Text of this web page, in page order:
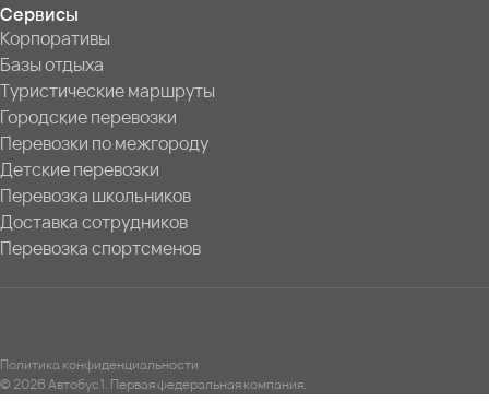
Сервисы
Корпоративы
Базы отдыха
Туристические маршруты
Городские перевозки
Перевозки по межгороду
Детские перевозки
Перевозка школьников
Доставка сотрудников
Перевозка спортсменов
Политика конфиденциальности
© 2026 Автобус1. Первая федеральная компания.